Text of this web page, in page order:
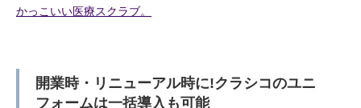
かっこいい医療スクラブ。
開業時・リニューアル時に!クラシコのユニ
フォームは一括導入も可能